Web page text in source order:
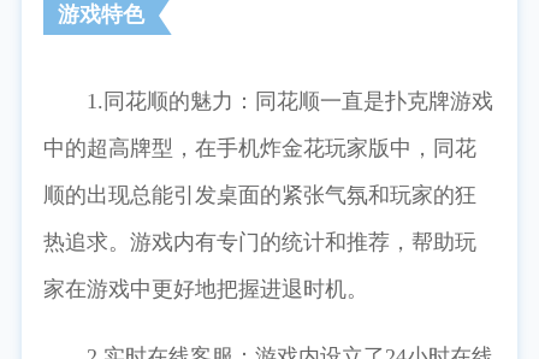
游戏特色
1.同花顺的魅力：同花顺一直是扑克牌游戏
中的超高牌型，在手机炸金花玩家版中，同花
顺的出现总能引发桌面的紧张气氛和玩家的狂
热追求。游戏内有专门的统计和推荐，帮助玩
家在游戏中更好地把握进退时机。